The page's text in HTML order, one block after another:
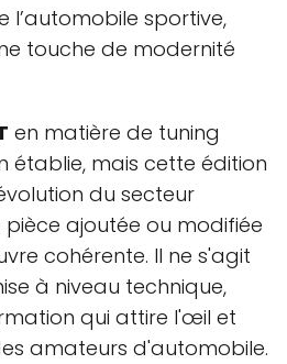
l’automobile sportive,
touche de modernité
en matière de tuning
établie, mais cette édition
du secteur
ajoutée ou modifiée
cohérente. Il ne s'agit
à niveau technique,
qui attire l'œil et
amateurs d'automobile.